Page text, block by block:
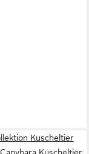
Kuscheltier